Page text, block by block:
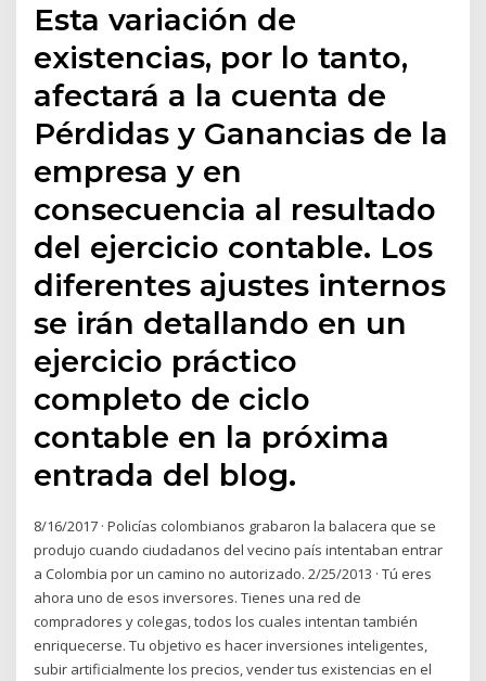
Esta variación de
existencias, por lo tanto,
afectará a la cuenta de
Pérdidas y Ganancias de la
empresa y en
consecuencia al resultado
del ejercicio contable. Los
diferentes ajustes internos
se irán detallando en un
ejercicio práctico
completo de ciclo
contable en la próxima
entrada del blog.
8/16/2017 · Policías colombianos grabaron la balacera que se
produjo cuando ciudadanos del vecino país intentaban entrar
a Colombia por un camino no autorizado. 2/25/2013 · Tú eres
ahora uno de esos inversores. Tienes una red de
compradores y colegas, todos los cuales intentan también
enriquecerse. Tu objetivo es hacer inversiones inteligentes,
subir artificialmente los precios, vender tus existencias en el